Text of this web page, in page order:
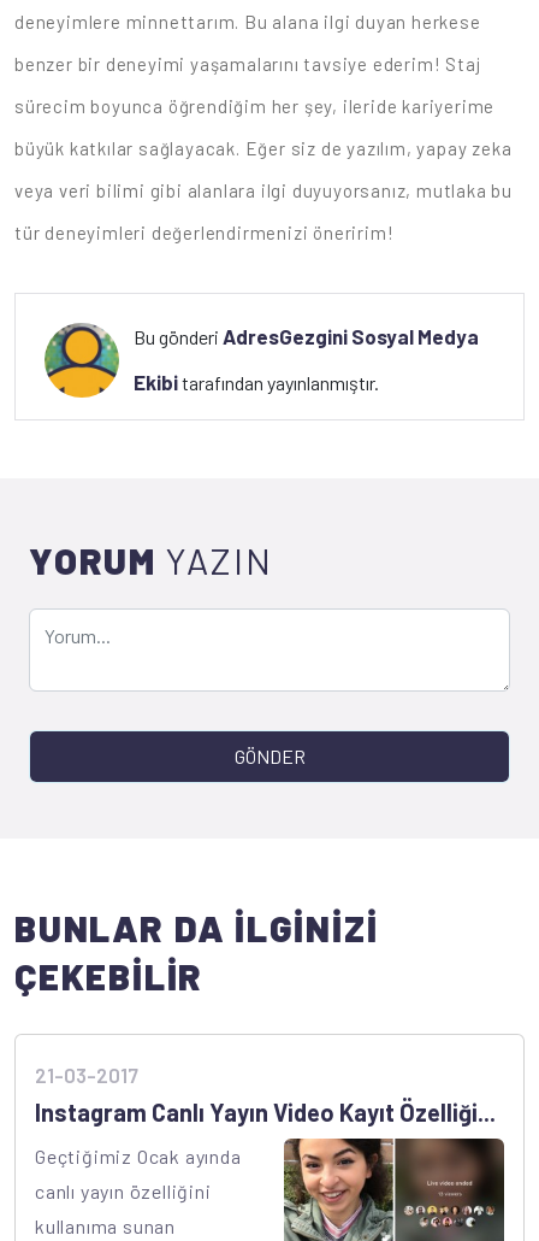
deneyimlere minnettarım. Bu alana ilgi duyan herkese
benzer bir deneyimi yaşamalarını tavsiye ederim! Staj
sürecim boyunca öğrendiğim her şey, ileride kariyerime
büyük katkılar sağlayacak. Eğer siz de yazılım, yapay zeka
veya veri bilimi gibi alanlara ilgi duyuyorsanız, mutlaka bu
tür deneyimleri değerlendirmenizi öneririm!
Bu gönderiAdresGezgini Sosyal Medya
Ekibitarafından yayınlanmıştır.
YORUM YAZIN
GÖNDER
BUNLAR DA İLGİNİZİ
ÇEKEBİLİR
21-03-2017
Instagram Canlı Yayın Video Kayıt Özelliği...
Geçtiğimiz Ocak ayında
canlı yayın özelliğini
kullanıma sunan